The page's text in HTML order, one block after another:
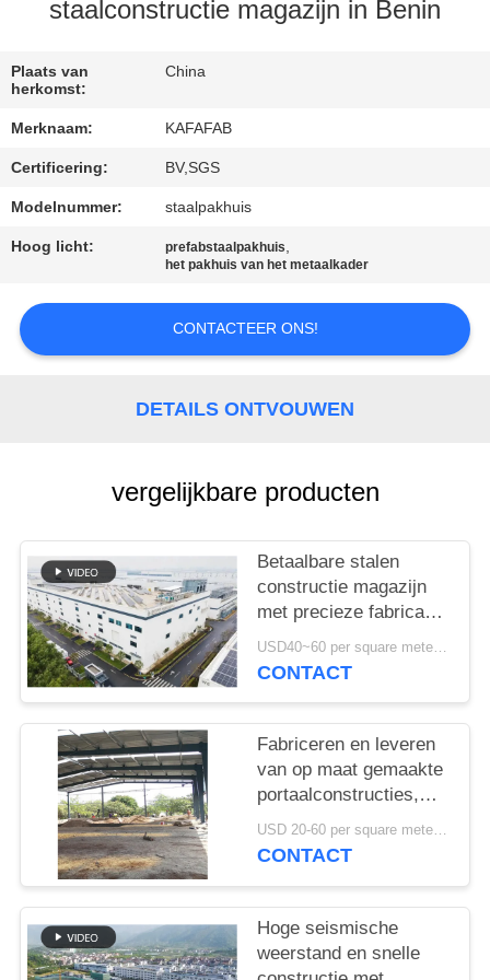
ONS
FABRIEKSTOUR
NEEM
CONTACT
ONS
OP
GEVALLEN
SITEMAP
PRIVACYBELEID
staalconstructie magazijn in Benin
Plaats van
herkomst:
China
Merknaam: KAFAFAB
Certificering: BV,SGS
Modelnummer: staalpakhuis
Hoog licht: prefabstaalpakhuis,
het pakhuis van het metaalkader
CONTACTEER ONS!
DETAILS ONTVOUWEN
vergelijkbare producten
Betaalbare stalen
constructie magazijn
met precieze fabricage
en one-stop
leveringsoplossing
USD40~60 per square meter MOQ:1000 sqm
CONTACT
Fabriceren en leveren
van op maat gemaakte
portaalconstructies,
staalconstructie
magazijn in Benin
USD 20-60 per square meter MOQ:1000 Vierkante Meter
CONTACT
Hoge seismische
weerstand en snelle